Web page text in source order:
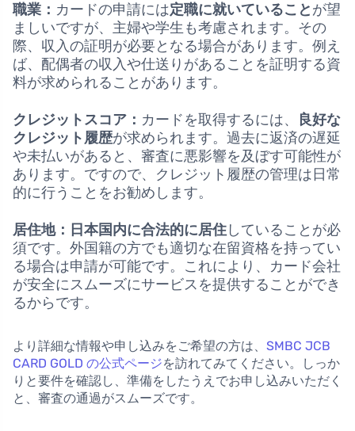
職業： カードの申請には定職に就いていることが望
ましいですが、主婦や学生も考慮されます。その
際、収入の証明が必要となる場合があります。例え
ば、配偶者の収入や仕送りがあることを証明する資
料が求められることがあります。
クレジットスコア： カードを取得するには、
良好な
クレジット履歴が求められます。過去に返済の遅延
や未払いがあると、審査に悪影響を及ぼす可能性が
あります。ですので、クレジット履歴の管理は日常
的に行うことをお勧めします。
居住地： 日本国内に合法的に居住していることが必
須です。外国籍の方でも適切な在留資格を持ってい
る場合は申請が可能です。これにより、カード会社
が安全にスムーズにサービスを提供することができ
るからです。
より詳細な情報や申し込みをご希望の方は、 SMBC JCB
CARD GOLD の公式ページを訪れてみてください。しっか
りと要件を確認し、準備をしたうえでお申し込みいただく
と、審査の通過がスムーズです。